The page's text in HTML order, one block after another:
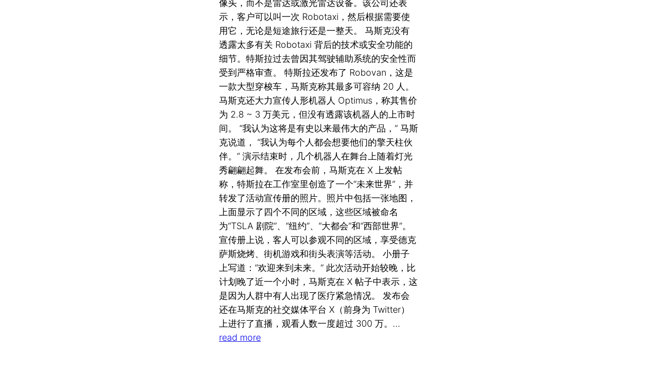
像头，而不是雷达或激光雷达设备。该公司还表
示，客户可以叫一次 Robotaxi，然后根据需要使
用它，无论是短途旅行还是一整天。 马斯克没有
透露太多有关 Robotaxi 背后的技术或安全功能的
细节。特斯拉过去曾因其驾驶辅助系统的安全性而
受到严格审查。 特斯拉还发布了 Robovan，这是
一款大型穿梭车，马斯克称其最多可容纳 20 人。
马斯克还大力宣传人形机器人 Optimus，称其售价
为 2.8 ~ 3 万美元，但没有透露该机器人的上市时
间。 “我认为这将是有史以来最伟大的产品，” 马斯
克说道， “我认为每个人都会想要他们的擎天柱伙
伴。” 演示结束时，几个机器人在舞台上随着灯光
秀翩翩起舞。 在发布会前，马斯克在 X 上发帖
称，特斯拉在工作室里创造了一个“未来世界”，并
转发了活动宣传册的照片。照片中包括一张地图，
上面显示了四个不同的区域，这些区域被命名
为“TSLA 剧院”、“纽约”、“大都会”和“西部世界”。
宣传册上说，客人可以参观不同的区域，享受德克
萨斯烧烤、街机游戏和街头表演等活动。 小册子
上写道：“欢迎来到未来。” 此次活动开始较晚，比
计划晚了近一个小时，马斯克在 X 帖子中表示，这
是因为人群中有人出现了医疗紧急情况。 发布会
还在马斯克的社交媒体平台 X（前身为 Twitter）
上进行了直播，观看人数一度超过 300 万。…
read more